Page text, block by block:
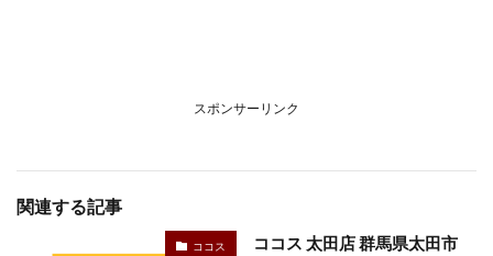
スポンサーリンク
関連する記事
ココス
ココス 太田店 群馬県太田市